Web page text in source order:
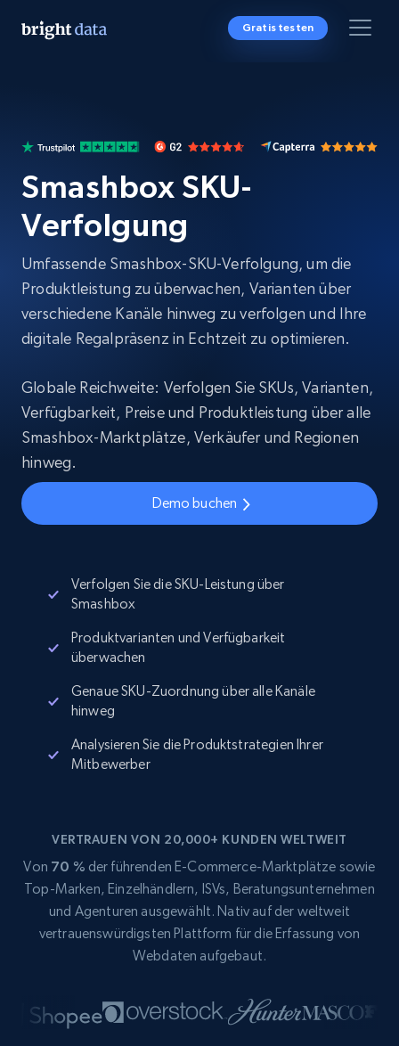
Gratis testen
Smashbox SKU-
Verfolgung
Umfassende Smashbox-SKU-Verfolgung, um die
Produktleistung zu überwachen, Varianten über
verschiedene Kanäle hinweg zu verfolgen und Ihre
digitale Regalpräsenz in Echtzeit zu optimieren.
Globale Reichweite: Verfolgen Sie SKUs, Varianten,
Verfügbarkeit, Preise und Produktleistung über alle
Smashbox-Marktplätze, Verkäufer und Regionen
hinweg.
Demo buchen
Verfolgen Sie die SKU-Leistung über
Smashbox
Produktvarianten und Verfügbarkeit
überwachen
Genaue SKU-Zuordnung über alle Kanäle
hinweg
Analysieren Sie die Produktstrategien Ihrer
Mitbewerber
VERTRAUEN VON 20,000+ KUNDEN WELTWEIT
Von 70 % der führenden E-Commerce-Marktplätze sowie
Top-Marken, Einzelhändlern, ISVs, Beratungsunternehmen
und Agenturen ausgewählt. Nativ auf der weltweit
vertrauenswürdigsten Plattform für die Erfassung von
Webdaten aufgebaut.